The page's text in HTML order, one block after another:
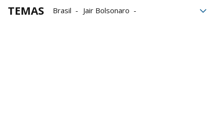
TEMAS Brasil
Jair Bolsonaro